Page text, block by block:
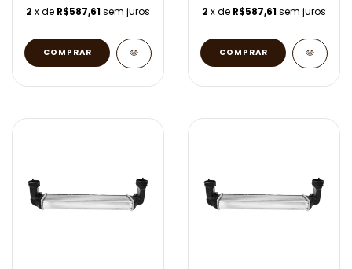
2 x de R$587,61sem juros 2 x de R$587,61sem juros